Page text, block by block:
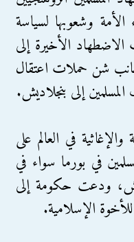
وشعوبها لسياسة
الاضطهاد الأخيرة إلى
شن حملات اعتقال
إلى بنجلاديش.
في العالم على
في بورما سواء في
ودعت حكومة إلى
الإسلامية.